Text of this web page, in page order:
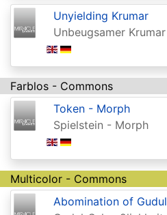
2019
Commander
(Ikoria)
Commander
2021
(Strixhaven)
Commander
Anthology
Commander
Unyielding Krumar
Unbeugsamer Krumar
Farblos - Commons
Token - Morph
Spielstein - Morph
Multicolor - Commons
Abomination of Gudul